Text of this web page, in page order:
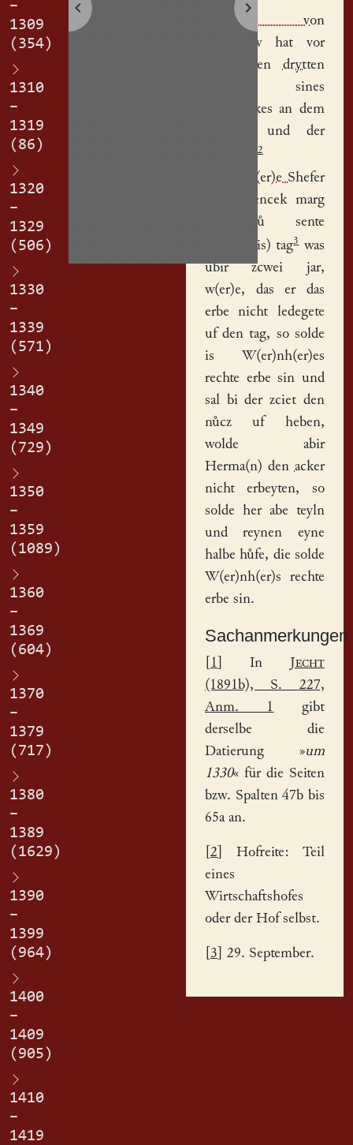
–
1309
(354)
1310
–
1319
(86)
1320
–
1329
(506)
1330
–
1339
(571)
1340
–
1349
(729)
1350
–
1359
(1089)
1360
–
1369
(604)
1370
–
1379
(717)
1380
–
1389
(1629)
1390
–
1399
(964)
1400
–
1409
(905)
1410
–
1419
Herman von
G(ru)nowhat vor
sazcet dendrytten
sines
vorw(er)kes an dem
ack(er)e und der
2
W(er)nh(er)e Shefer
vor zcwencek marg
als nů sente
Mich(aelis) tag3was
ubir zcwei jar,
w(er)e, das er das
erbe nicht ledegete
uf den tag, so solde
is W(er)nh(er)es
rechte erbe sin und
sal bi der zciet den
nůcz uf heben,
wolde abir
Herma(n) denacker
nicht erbeyten, so
solde her abe teyln
und reynen eyne
halbehůfe, die solde
W(er)nh(er)s rechte
erbe sin.
Sachanmerkungen
1 ] In
Jecht
(1891b), S. 227,
Anm. 1
gibt
derselbe die
Datierung »um
1330« für die Seiten
bzw. Spalten 47b bis
65a an.
2 ] Hofreite: Teil
eines
Wirtschaftshofes
oder der Hof selbst.
3 ] 29. September.